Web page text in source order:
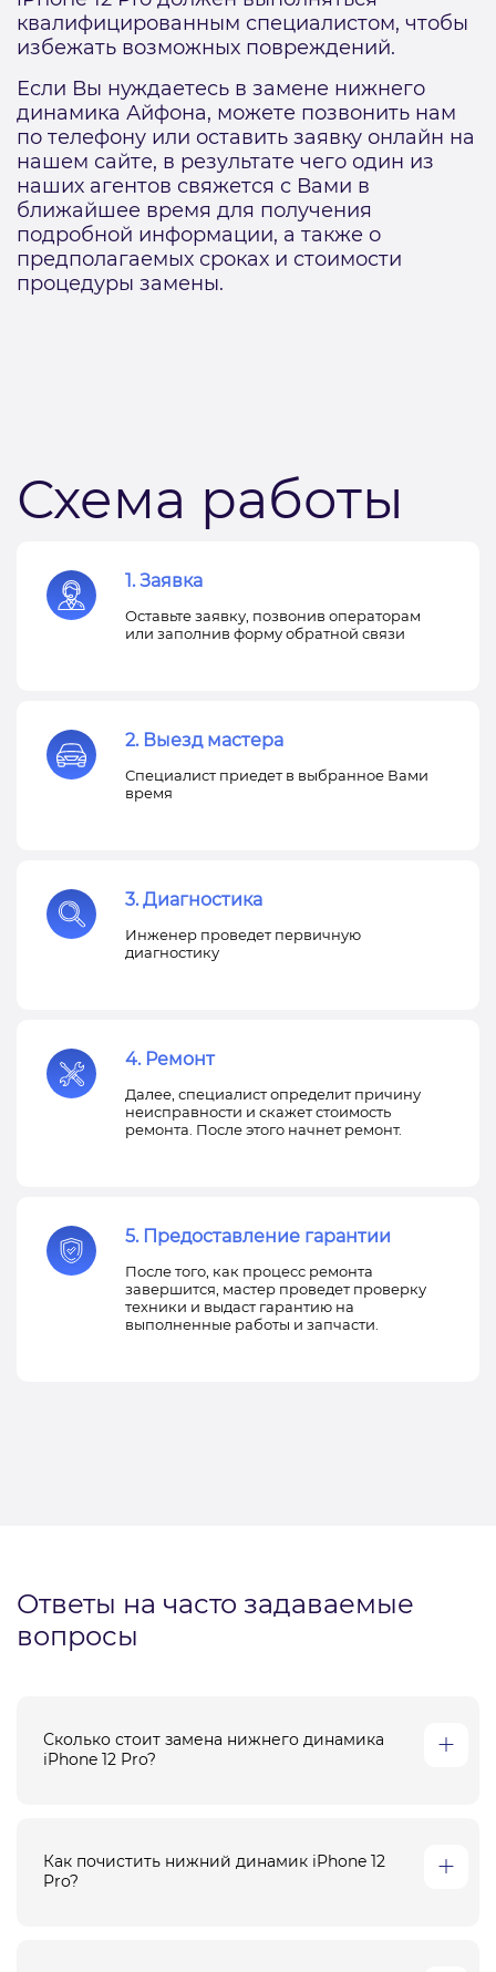
квалифицированным специалистом, чтобы
избежать возможных повреждений.
Если Вы нуждаетесь в замене нижнего
динамика Айфона, можете позвонить нам
по телефону или оставить заявку онлайн на
нашем сайте, в результате чего один из
наших агентов свяжется с Вами в
ближайшее время для получения
подробной информации, а также о
предполагаемых сроках и стоимости
процедуры замены.
Схема работы
1. Заявка
Оставьте заявку, позвонив операторам
или заполнив форму обратной связи
2. Выезд мастера
Специалист приедет в выбранное Вами
время
3. Диагностика
Инженер проведет первичную
диагностику
4. Ремонт
Далее, специалист определит причину
неисправности и скажет стоимость
ремонта. После этого начнет ремонт.
5. Предоставление гарантии
После того, как процесс ремонта
завершится, мастер проведет проверку
техники и выдаст гарантию на
выполненные работы и запчасти.
Ответы на часто задаваемые
вопросы
Сколько стоит замена нижнего динамика
iPhone 12 Pro?
Как почистить нижний динамик iPhone 12
Pro?